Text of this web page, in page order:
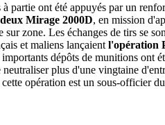
partie ont été appuyés par un
deux Mirage 2000D, en mission
zone. Les échanges de tirs se
et maliens lançaient l'opération
dépôts de munitions ont
plus d'une vingtaine
opération est un sous-officier